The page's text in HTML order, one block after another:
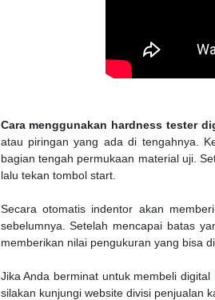
Cara menggunakan hardness tester
atau piringan yang ada di tengahnya.
bagian tengah permukaan material uji.
lalu tekan tombol start.
Secara otomatis indentor akan
sebelumnya. Setelah mencapai batas
memberikan nilai pengukuran yang bisa
Jika Anda berminat untuk membeli
silakan kunjungi website divisi penjualan